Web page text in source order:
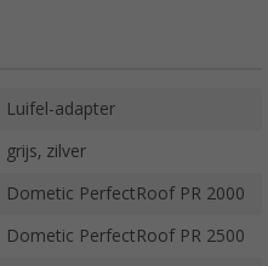
Luifel-adapter
grijs, zilver
Dometic PerfectRoof PR 2000
Dometic PerfectRoof PR 2500